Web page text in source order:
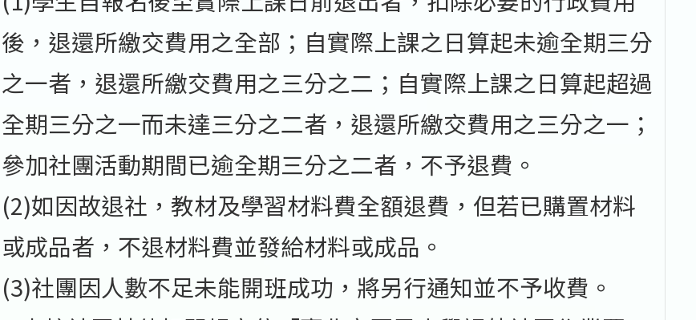
後，退還所繳交費用之全部；自實際上課之日算起未逾全期三分
之一者，退還所繳交費用之三分之二；自實際上課之日算起超過
全期三分之一而未達三分之二者，退還所繳交費用之三分之一；
參加社團活動期間已逾全期三分之二者，不予退費。
(2)如因故退社，教材及學習材料費全額退費，但若已購置材料
或成品者，不退材料費並發給材料或成品。
(3)社團因人數不足未能開班成功，將另行通知並不予收費。